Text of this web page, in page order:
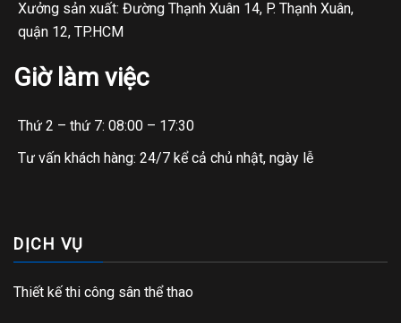
Xưởng sản xuất: Đường Thạnh Xuân 14, P. Thạnh Xuân,
quận 12, TP.HCM
Giờ làm việc
Thứ 2 – thứ 7: 08:00 – 17:30
Tư vấn khách hàng: 24/7 kể cả chủ nhật, ngày lễ
DỊCH VỤ
Thiết kế thi công sân thể thao